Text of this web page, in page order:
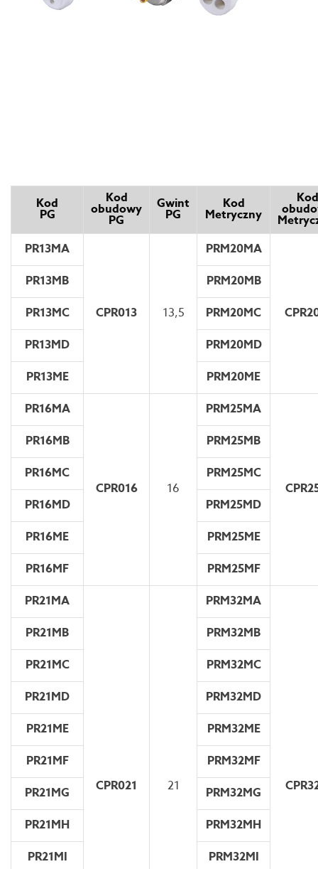
Kod
PG
Kod
obudowy
PG
Gwint
PG
Kod
Metryczny
Kod
PR13MA
CPR013 13,5
PRM20MA
PR13MB
PRM20MB
PR13MC
PRM20MC
PR13MD
PRM20MD
PR13ME
PRM20ME
PR16MA
CPR016 16
PRM25MA
PR16MB
PRM25MB
PR16MC
PRM25MC
PR16MD
PRM25MD
PR16ME
PRM25ME
PR16MF
PRM25MF
PR21MA
CPR021 21
PRM32MA
PR21MB
PRM32MB
PR21MC
PRM32MC
PR21MD
PRM32MD
PR21ME
PRM32ME
PR21MF
PRM32MF
PR21MG
PRM32MG
PR21MH
PRM32MH
PR21MI
PRM32MI